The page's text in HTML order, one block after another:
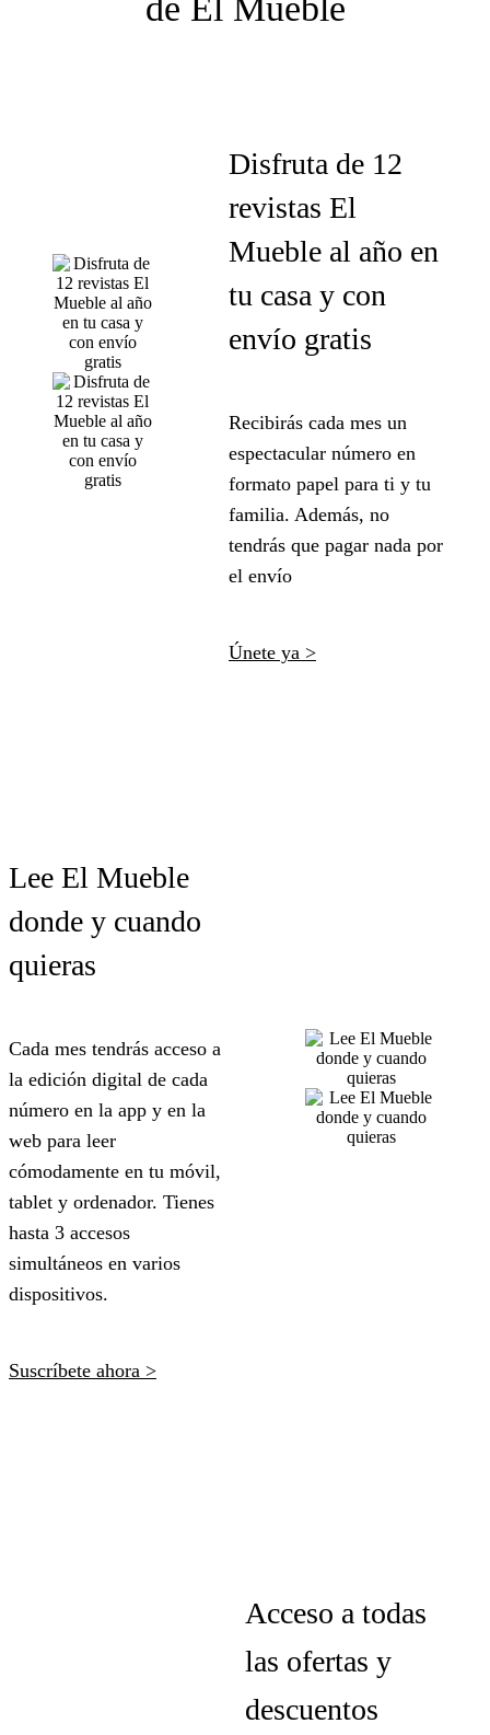
de El Mueble
Disfruta de 12
revistas El
Mueble al año en
tu casa y con
envío gratis
Recibirás cada mes un
espectacular número en
formato papel para ti y tu
familia. Además, no
tendrás que pagar nada por
el envío
Únete ya >
Lee El Mueble
donde y cuando
quieras
Cada mes tendrás acceso a
la edición digital de cada
número en la app y en la
web para leer
cómodamente en tu móvil,
tablet y ordenador. Tienes
hasta 3 accesos
simultáneos en varios
dispositivos.
Suscríbete ahora >
Acceso a todas
las ofertas y
descuentos